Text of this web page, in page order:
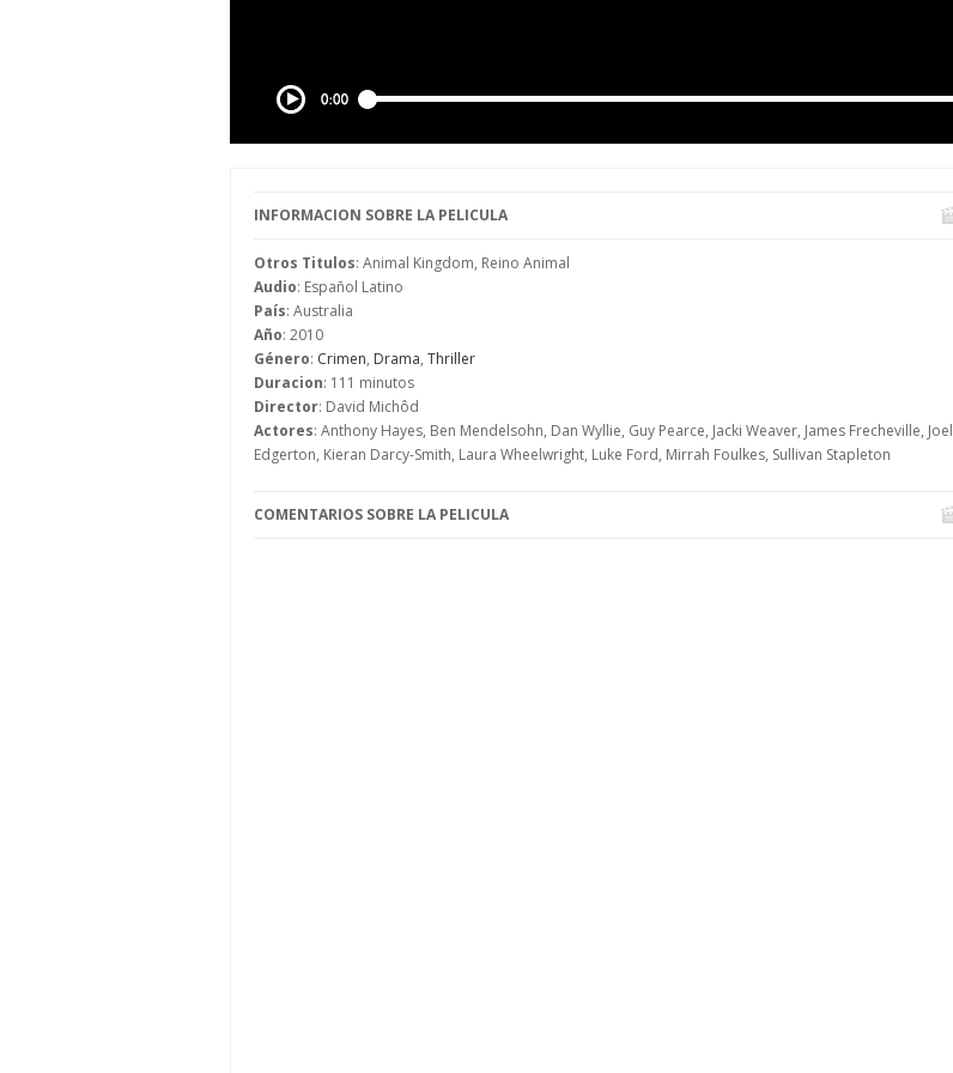
INFORMACION SOBRE LA PELICULA
Otros Titulos: Animal Kingdom, Reino Animal
Audio: Español Latino
País: Australia
Año: 2010
Género: Crimen, Drama, Thriller
Duracion: 111 minutos
Director: David Michôd
Actores: Anthony Hayes, Ben Mendelsohn, Dan Wyllie, Guy Pearce, Jacki Weaver, James Frecheville, Joel
Edgerton, Kieran Darcy-Smith, Laura Wheelwright, Luke Ford, Mirrah Foulkes, Sullivan Stapleton
COMENTARIOS SOBRE LA PELICULA